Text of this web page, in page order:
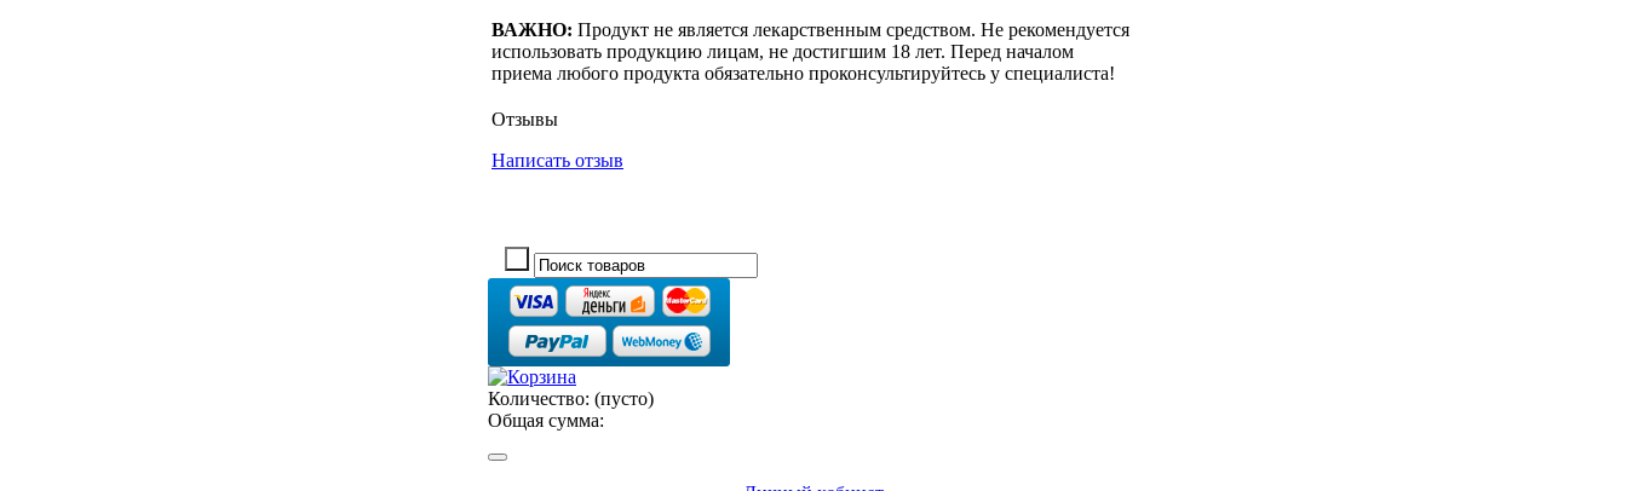
ВАЖНО: Продукт не является лекарственным средством. Не рекомендуется
использовать продукцию лицам, не достигшим 18 лет. Перед началом
приема любого продукта обязательно проконсультируйтесь у специалиста!
Отзывы
Написать отзыв
Количество: (пусто)
Общая сумма: